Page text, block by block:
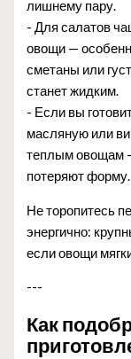
лишнему пару.
- Для салатов
овощи —
сметаны или
станет жидким.
- Если вы
масляную или
теплым овощам
потеряют форму.
Не торопитесь
энергично:
если овощи
---
Как